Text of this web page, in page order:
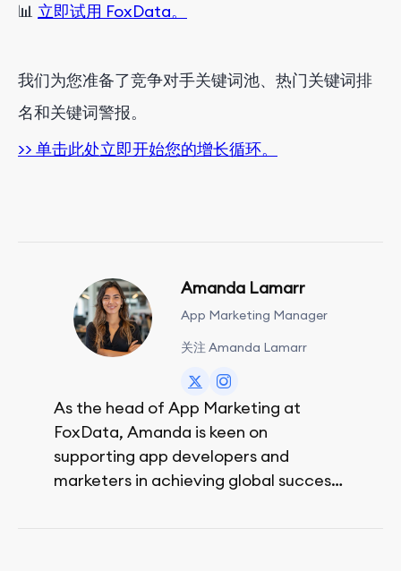
📊 立即试用 FoxData。
我们为您准备了竞争对手关键词池、热门关键词排
名和关键词警报。
>> 单击此处立即开始您的增长循环。
Amanda Lamarr
App Marketing Manager
关注 Amanda Lamarr
As the head of App Marketing at
FoxData, Amanda is keen on
supporting app developers and
marketers in achieving global success,